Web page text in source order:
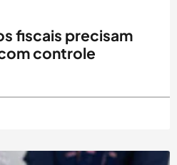
fiscais precisam
controle